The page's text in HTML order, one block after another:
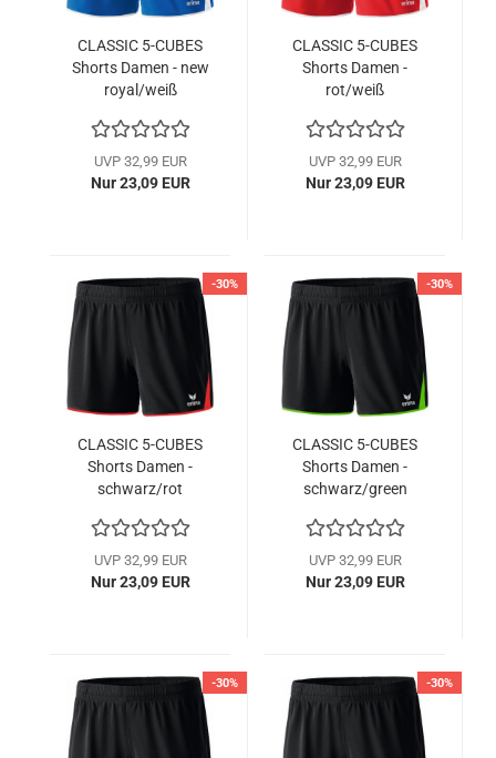
CLASSIC 5-CUBES
Shorts Damen - new
royal/weiß
UVP 32,99 EUR
Nur 23,09 EUR
CLASSIC 5-CUBES
Shorts Damen -
rot/weiß
UVP 32,99 EUR
Nur 23,09 EUR
-30%
CLASSIC 5-CUBES
Shorts Damen -
schwarz/rot
UVP 32,99 EUR
Nur 23,09 EUR
-30%
CLASSIC 5-CUBES
Shorts Damen -
schwarz/green
UVP 32,99 EUR
Nur 23,09 EUR
-30% -30%